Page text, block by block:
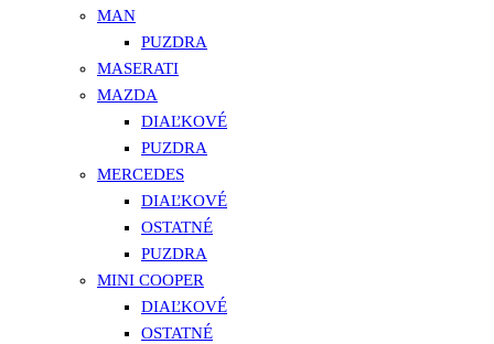
MAN
PUZDRA
MASERATI
MAZDA
DIAĽKOVÉ
PUZDRA
MERCEDES
DIAĽKOVÉ
OSTATNÉ
PUZDRA
MINI COOPER
DIAĽKOVÉ
OSTATNÉ